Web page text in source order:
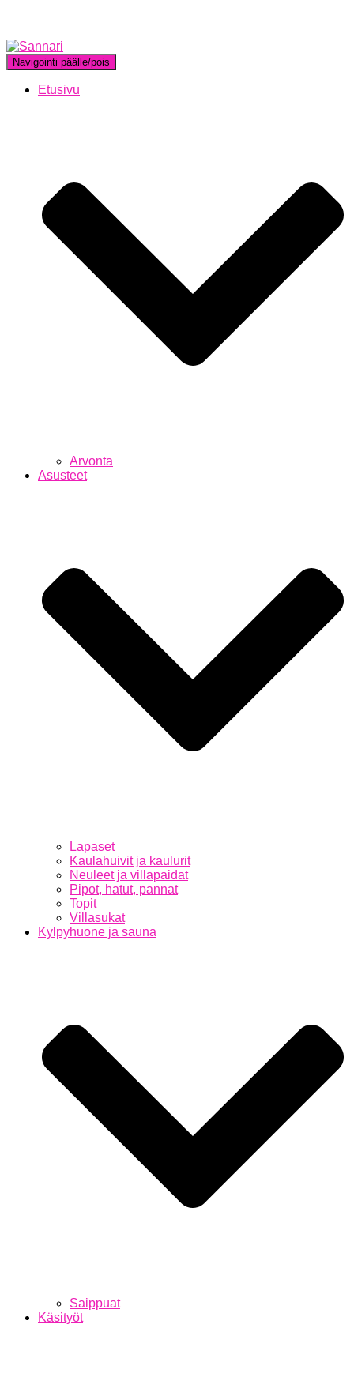
Navigointi päälle/pois
Etusivu
Arvonta
Asusteet
Lapaset
Kaulahuivit ja kaulurit
Neuleet ja villapaidat
Pipot, hatut, pannat
Topit
Villasukat
Kylpyhuone ja sauna
Saippuat
Käsityöt